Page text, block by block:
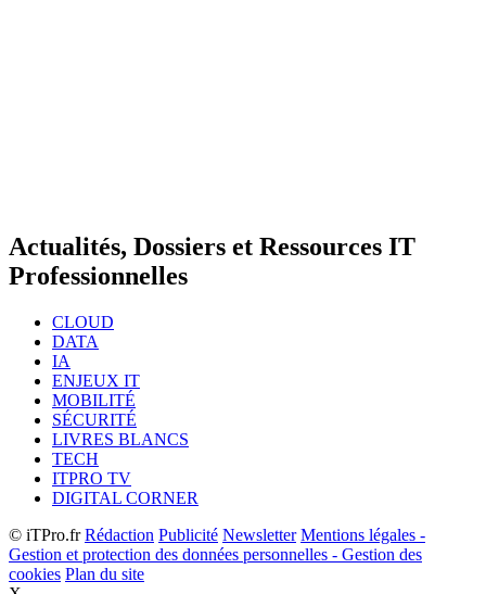
Actualités, Dossiers et Ressources IT
Professionnelles
CLOUD
DATA
IA
ENJEUX IT
MOBILITÉ
SÉCURITÉ
LIVRES BLANCS
TECH
ITPRO TV
DIGITAL CORNER
© iTPro.frRédaction Publicité Newsletter Mentions légales -
Gestion et protection des données personnelles - Gestion des
cookies Plan du site